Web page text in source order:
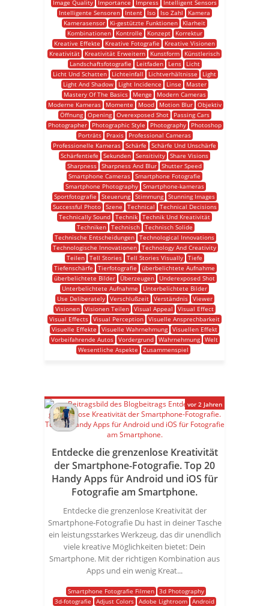
Image Quality Importance Impress
Intelligent Sensors
Intelligente Sensoren
Intent Iso Iso Zahl
Kamera
Kamerasensor
Ki-gestützte Funktionen
Klarheit
Kombinationen
Kontrolle Konzept
Korrektur
Kreative Effekte
Kreative Fotografie
Kreative Visionen
Kreativität
Kreativität Erweitern Kunstform
Künstlerisch
Landschaftsfotografie
Leitfaden Lens
Licht
Licht Und Schatten
Lichteinfall Lichtverhältnisse
Light
Light And Shadow
Light Incidence Linse
Master
Mastery Of The Basics
Menge
Modern Cameras
Moderne Kameras
Momente Mood Motion Blur
Objektiv
Öffnung
Opening Overexposed Shot
Passing Cars
Photographer
Photographic Style Photography
Photoshop
Porträts
Praxis
Professional Cameras
Professionelle Kameras Schärfe
Schärfe Und Unschärfe
Schärfentiefe
Sekunden Sensitivity Share Visions
Sharpness Sharpness And Blur Shutter Speed
Smartphone Cameras Smartphone Fotografie
Smartphone Photography
Smartphone-kameras
Sportfotografie
Steuerung Stimmung Stunning Images
Successful Photo
Szene Technical
Technical Decisions
Technically Sound Technik Technik Und Kreativität
Techniken
Technisch
Technisch Solide
Technische Entscheidungen Technological Innovations
Technologische Innovationen Technology And Creativity
Teilen Tell Stories Tell Stories Visually Tiefe
Tiefenschärfe
Tierfotografie
überbelichtete Aufnahme
überbelichtete Bilder
Überzeugen
Underexposed Shot
Unterbelichtete Aufnahme
Unterbelichtete Bilder
Use Deliberately
Verschlußzeit Verständnis
Viewer
Visionen Visionen Teilen Visual Appeal
Visual Effect
Visual Effects Visual Perception Visuelle Ansprechbarkeit
Visuelle Effekte
Visuelle Wahrnehmung Visuellen Effekt
Vorbeifahrende Autos Vordergrund Wahrnehmung Welt
Wesentliche Aspekte
Zusammenspiel
Entdecke die grenzenlose Kreativität
der Smartphone-Fotografie. Top 20
Handy Apps für Android und iOS für
Fotografie am Smartphone.
Entdecke die grenzenlose Kreativität der
Smartphone-Fotografie Du hast in deiner Tasche
ein leistungsstarkes Werkzeug, das dir unendlich
viele kreative Möglichkeiten bietet: Dein
Smartphone. Mit der richtigen Kombination aus
Apps und ein wenig Kreat...
Smartphone Fotografie Filmen 3d Photography
3d-fotografie
Adjust Colors Adobe Lightroom Android
vor 2 Jahren